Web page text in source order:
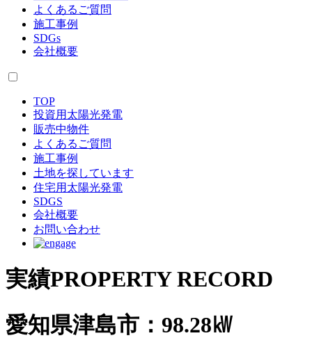
よくあるご質問
施工事例
SDGs
会社概要
TOP
投資用太陽光発電
販売中物件
よくあるご質問
施工事例
土地を探しています
住宅用太陽光発電
SDGS
会社概要
お問い合わせ
実績PROPERTY RECORD
愛知県津島市：98.28㎾